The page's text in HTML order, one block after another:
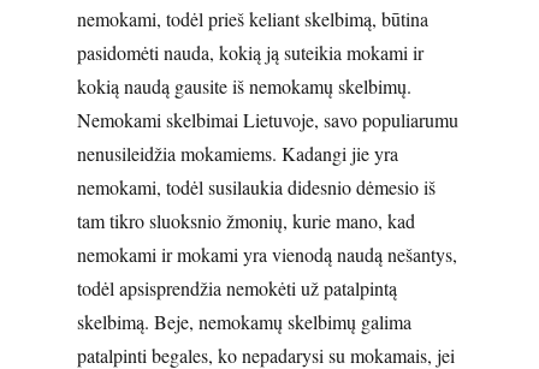
nemokami, todėl prieš keliant skelbimą, būtina
pasidomėti nauda, kokią ją suteikia mokami ir
kokią naudą gausite iš nemokamų skelbimų.
Nemokami skelbimai Lietuvoje, savo populiarumu
nenusileidžia mokamiems. Kadangi jie yra
nemokami, todėl susilaukia didesnio dėmesio iš
tam tikro sluoksnio žmonių, kurie mano, kad
nemokami ir mokami yra vienodą naudą nešantys,
todėl apsisprendžia nemokėti už patalpintą
skelbimą. Beje, nemokamų skelbimų galima
patalpinti begales, ko nepadarysi su mokamais, jei